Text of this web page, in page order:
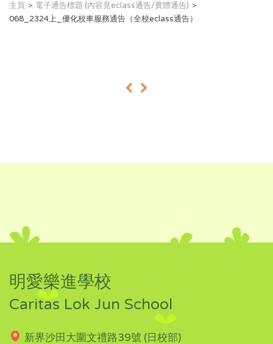
主頁
電子通告標題 (內容見eclass通告/實體通告)
068_2324上_優化校車服務通告（全校eclass通告）
« »
明愛樂進學校
Caritas Lok Jun School
新界沙田大圍文禮路39號 (日校部)